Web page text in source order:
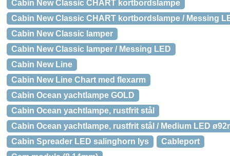
Cabin New Classic CHART kortbordslampe
Cabin New Classic CHART kortbordslampe / Messing
Cabin New Classic lamper
Cabin New Classic lamper / Messing LED
Cabin New Line
Cabin New Line Chart med flexarm
Cabin Ocean yachtlampe GOLD
Cabin Ocean yachtlampe, rustfrit stål
Cabin Ocean yachtlampe, rustfrit stål / Medium LED
Cabin Spreader LED salinghorn lys
Cableport